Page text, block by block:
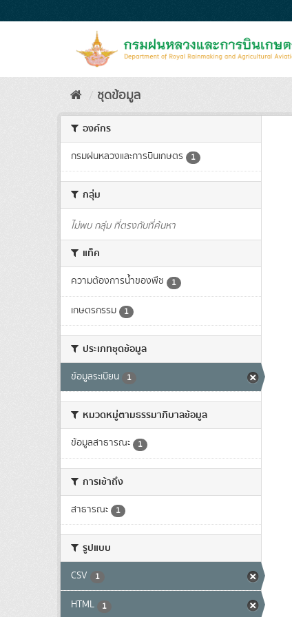
to
ชุดข้อมูล
องค์กร
กรมฝนหลวงและการบินเกษตร 1
กลุ่ม
ไม่พบ กลุ่ม ที่ตรงกับที่ค้นหา
แท็ค
ความต้องการน้ำของพืช 1
เกษตรกรรม 1
ประเภทชุดข้อมูล
ข้อมูลระเบียน 1
หมวดหมู่ตามธรรมาภิบาลข้อมูล
ข้อมูลสาธารณะ 1
การเข้าถึง
สาธารณะ 1
รูปแบบ
CSV 1
HTML 1